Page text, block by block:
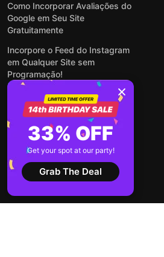
Como Incorporar Avaliações do
Google em Seu Site
Gratuitamente
Incorpore o Feed do Instagram
em Qualquer Site sem
Programação!
Como Incorporar Formulários
em Qualquer Site Online e
Gratuitamente
Como Criar Formulário para
WordPress: Simples e Rápido
Ver todas publicações
33% OFF
Get your spot at our party!
Grab The Deal